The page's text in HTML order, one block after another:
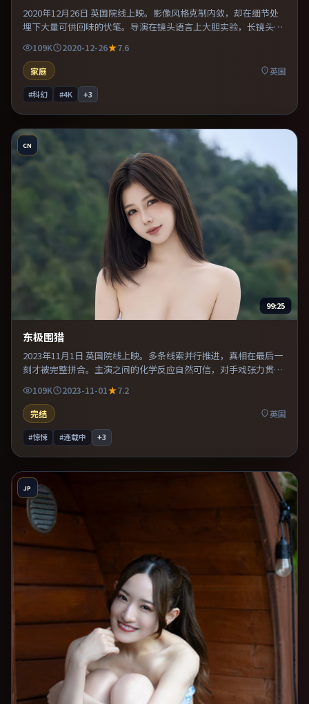
2020年12月26日 英国院线上映。影像风格克制内敛，却在细节处
埋下大量可供回味的伏笔。导演在镜头语言上大胆实验，长镜头与
图。
109K 2020-12-26
7.6
家庭
英国
#科幻 #4K +3
CN
99:25
东极围猎
2023年11月1日 英国院线上映。多条线索并行推进，真相在最后一
刻才被完整拼合。主演之间的化学反应自然可信，对手戏张力贯穿
全片。适合喜欢现实主义题材的观众，情绪后劲较足。
109K 2023-11-01
7.2
完结
英国
#惊悚 #连载中 +3
JP